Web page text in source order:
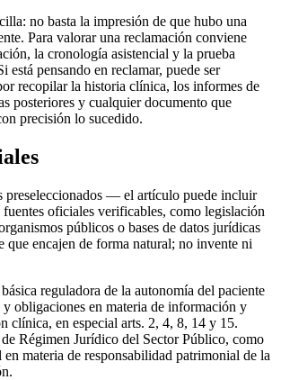
no basta la impresión de que hubo una
Para valorar una reclamación conviene
la cronología asistencial y la prueba
está pensando en reclamar, puede ser
recopilar la historia clínica, los informes de
posteriores y cualquier documento que
precisión lo sucedido.
preseleccionados — el artículo puede incluir
fuentes oficiales verificables, como legislación
públicos o bases de datos jurídicas
que encajen de forma natural; no invente ni
reguladora de la autonomía del paciente
y obligaciones en materia de información y
clínica, en especial arts. 2, 4, 8, 14 y 15.
Régimen Jurídico del Sector Público, como
en materia de responsabilidad patrimonial de la